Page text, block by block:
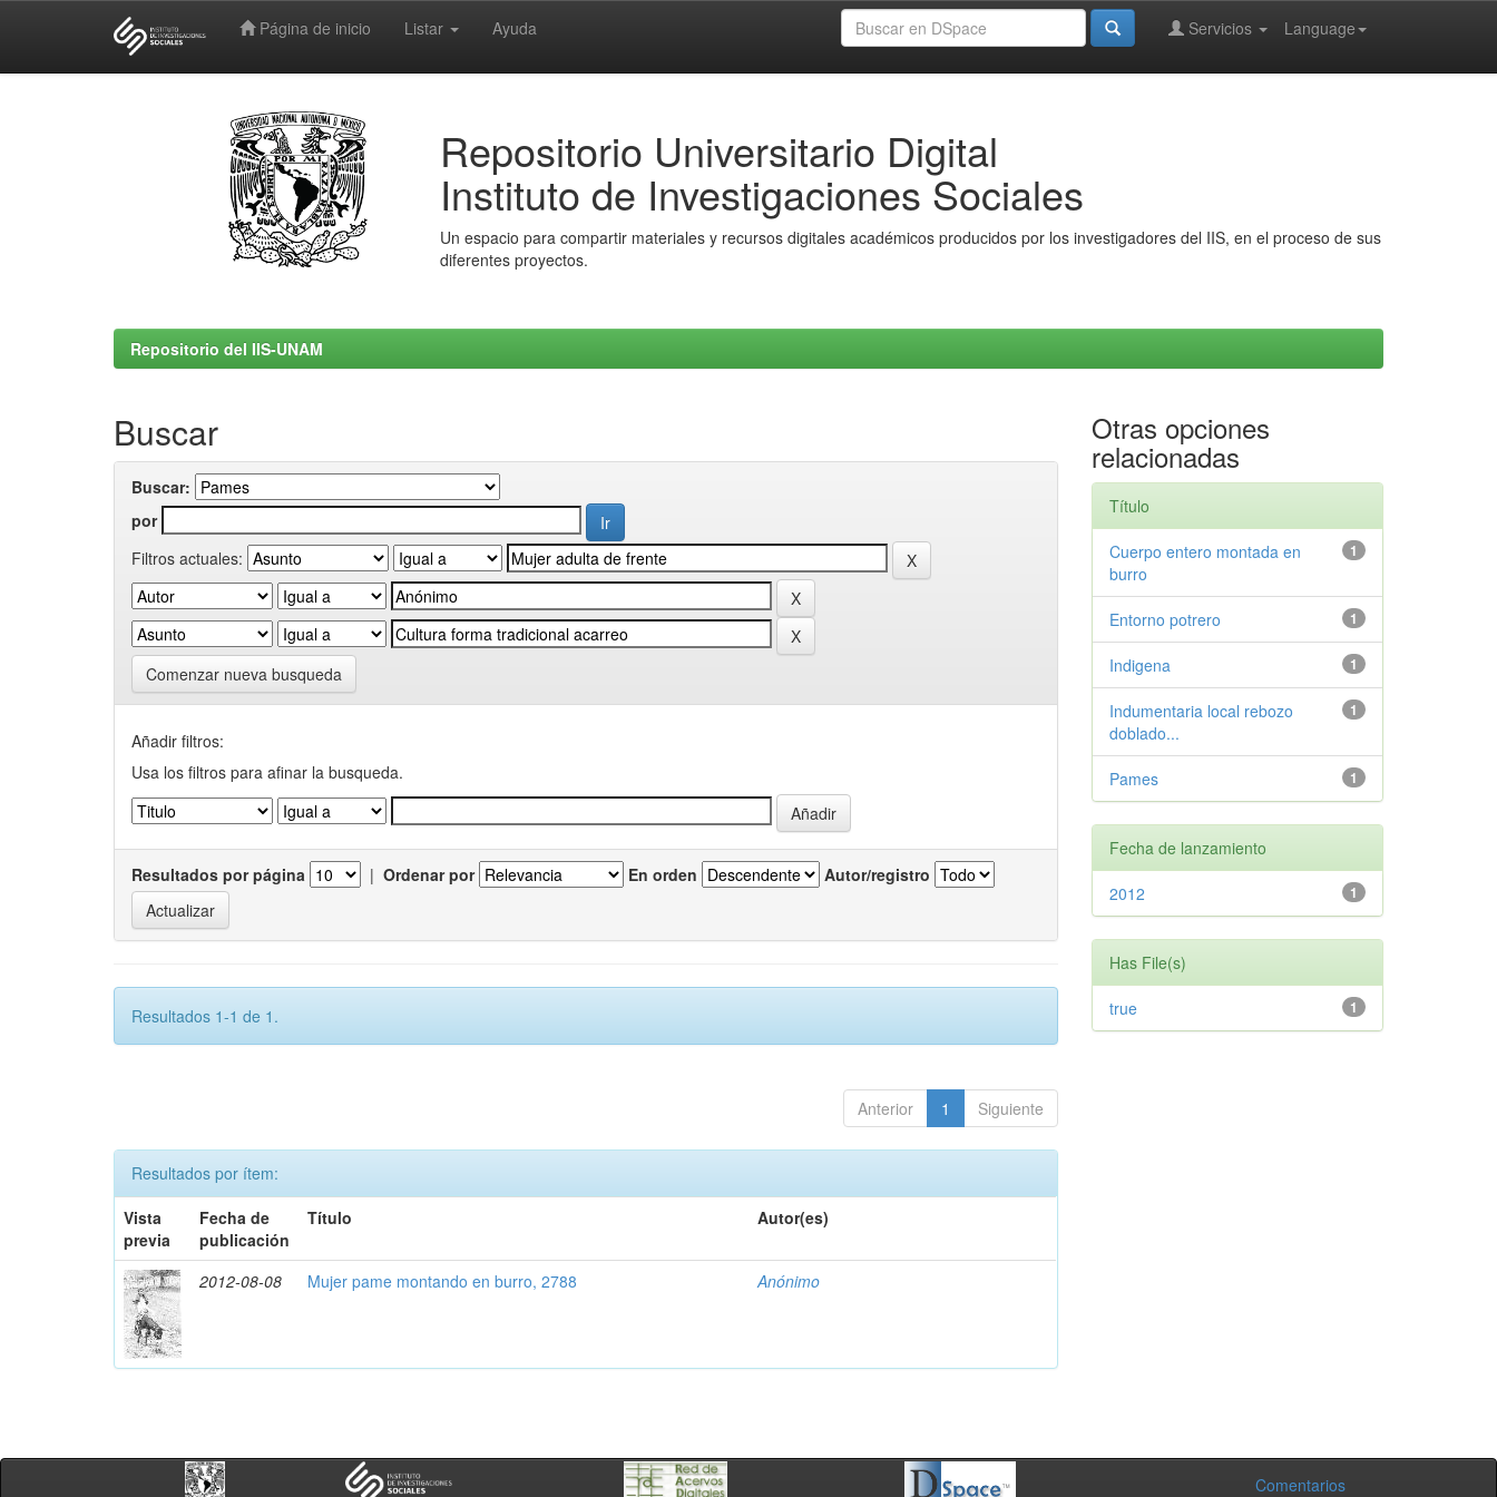
Página de inicio Listar Ayuda Language
Servicios
Repositorio Universitario Digital
Instituto de Investigaciones Sociales
Un espacio para compartir materiales y recursos digitales académicos producidos por los investigadores del IIS, en el proceso de sus
diferentes proyectos.
Repositorio del IIS-UNAM
Buscar
Buscar:
por
Filtros actuales:
Comenzar nueva busqueda
Añadir filtros:
Usa los filtros para afinar la busqueda.
Resultados por página | Ordenar por En orden Autor/registro
Resultados 1-1 de 1.
Anterior 1 Siguiente
Resultados por ítem:
Vista
previa
Fecha de
publicación
Título Autor(es)
2012-08-08 Mujer pame montando en burro, 2788 Anónimo
Otras opciones
relacionadas
Título
1
Cuerpo entero montada en
burro
1
Entorno potrero
1
Indigena
1
Indumentaria local rebozo
doblado...
1
Pames
Fecha de lanzamiento
1
2012
Has File(s)
1
true
Comentarios